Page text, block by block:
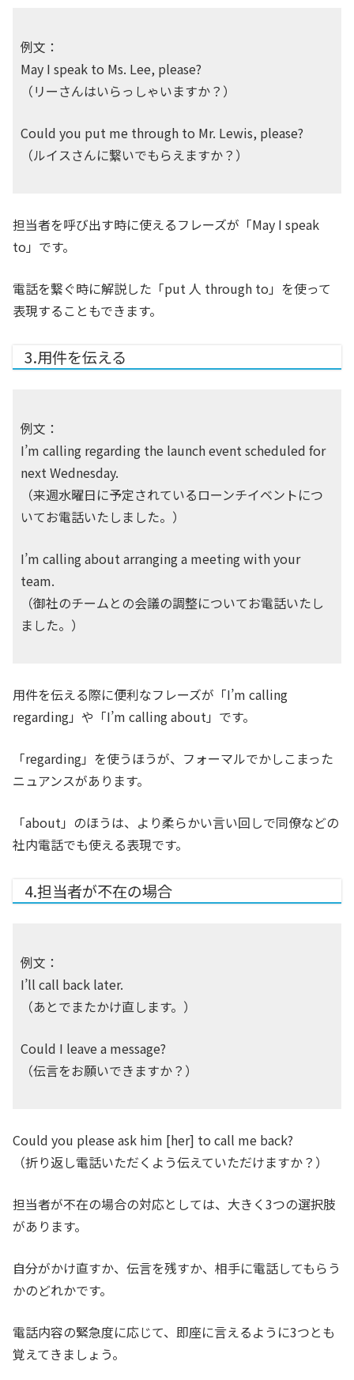
例文：
May I speak to Ms. Lee, please?
（リーさんはいらっしゃいますか？）
Could you put me through to Mr. Lewis, please?
（ルイスさんに繋いでもらえますか？）
担当者を呼び出す時に使えるフレーズが「May I speak
to」です。
電話を繋ぐ時に解説した「put 人 through to」を使って
表現することもできます。
3.用件を伝える
例文：
I’m calling regarding the launch event scheduled for
next Wednesday.
（来週水曜日に予定されているローンチイベントにつ
いてお電話いたしました。）
I’m calling about arranging a meeting with your
team.
（御社のチームとの会議の調整についてお電話いたし
ました。）
用件を伝える際に便利なフレーズが「I’m calling
regarding」や「I’m calling about」です。
「regarding」を使うほうが、フォーマルでかしこまった
ニュアンスがあります。
「about」のほうは、より柔らかい言い回しで同僚などの
社内電話でも使える表現です。
4.担当者が不在の場合
例文：
I’ll call back later.
（あとでまたかけ直します。）
Could I leave a message?
（伝言をお願いできますか？）
Could you please ask him [her] to call me back?
（折り返し電話いただくよう伝えていただけますか？）
担当者が不在の場合の対応としては、大きく3つの選択肢
があります。
自分がかけ直すか、伝言を残すか、相手に電話してもらう
かのどれかです。
電話内容の緊急度に応じて、即座に言えるように3つとも
覚えてきましょう。